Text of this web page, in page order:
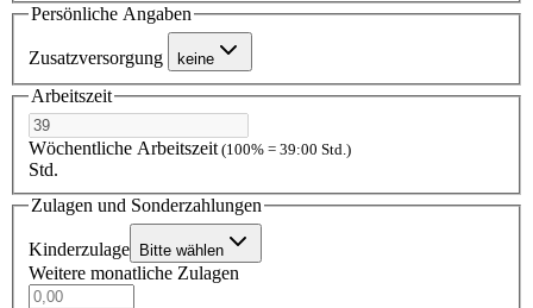
Persönliche Angaben
Zusatzversorgung keine
Arbeitszeit
Wöchentliche Arbeitszeit(100% = 39:00 Std.)
Std.
Zulagen und Sonderzahlungen
Kinderzulage Bitte wählen
Weitere monatliche Zulagen